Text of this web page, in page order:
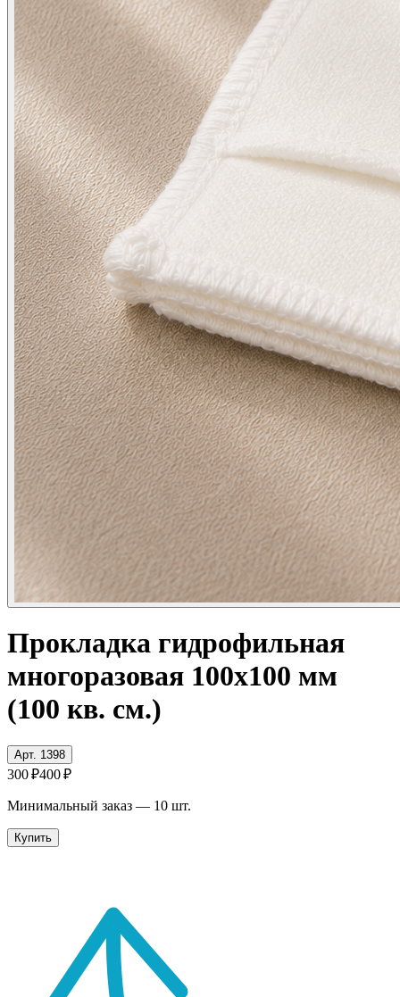
Прокладка гидрофильная
многоразовая 100x100 мм
(100 кв. см.)
Арт. 1398
300 ₽400 ₽
Минимальный заказ — 10 шт.
Купить